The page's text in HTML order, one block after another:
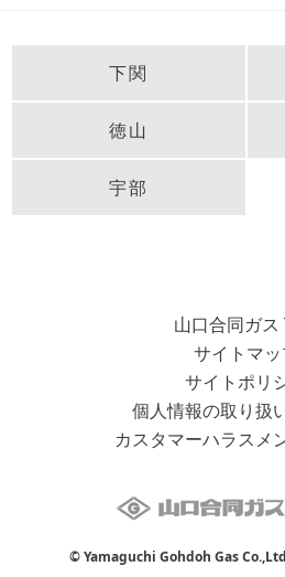
下関
徳山
宇部
山口合同ガス
サイトマ
サイトポリ
個人情報の取り扱
カスタマーハラスメ
© Yamaguchi Gohdoh Gas